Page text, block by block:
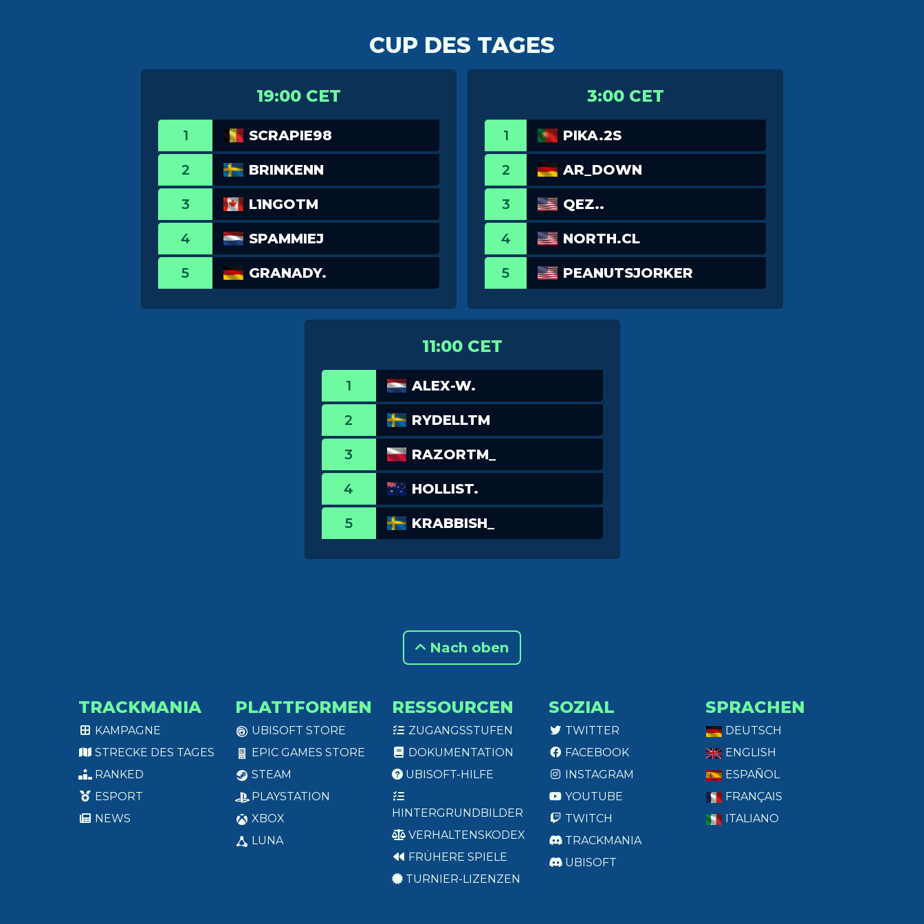
CUP DES TAGES
19:00 CET
1 SCRAPIE98
2 BRINKENN
3 L1NGOTM
4 SPAMMIEJ
5 GRANADY.
3:00 CET
1 PIKA.2S
2 AR_DOWN
3 QEZ..
4 NORTH.CL
5 PEANUTSJORKER
11:00 CET
1 ALEX-W.
2 RYDELLTM
3 RAZORTM_
4 HOLLIST.
5 KRABBISH_
Nach oben
TRACKMANIA
KAMPAGNE
STRECKE DES TAGES
RANKED
ESPORT
NEWS
PLATTFORMEN
UBISOFT STORE
EPIC GAMES STORE
STEAM
PLAYSTATION
XBOX
LUNA
RESSOURCEN
ZUGANGSSTUFEN
DOKUMENTATION
UBISOFT-HILFE
HINTERGRUNDBILDER
VERHALTENSKODEX
FRÜHERE SPIELE
TURNIER-LIZENZEN
SOZIAL
TWITTER
FACEBOOK
INSTAGRAM
YOUTUBE
TWITCH
TRACKMANIA
UBISOFT
SPRACHEN
DEUTSCH
ENGLISH
ESPAÑOL
FRANÇAIS
ITALIANO